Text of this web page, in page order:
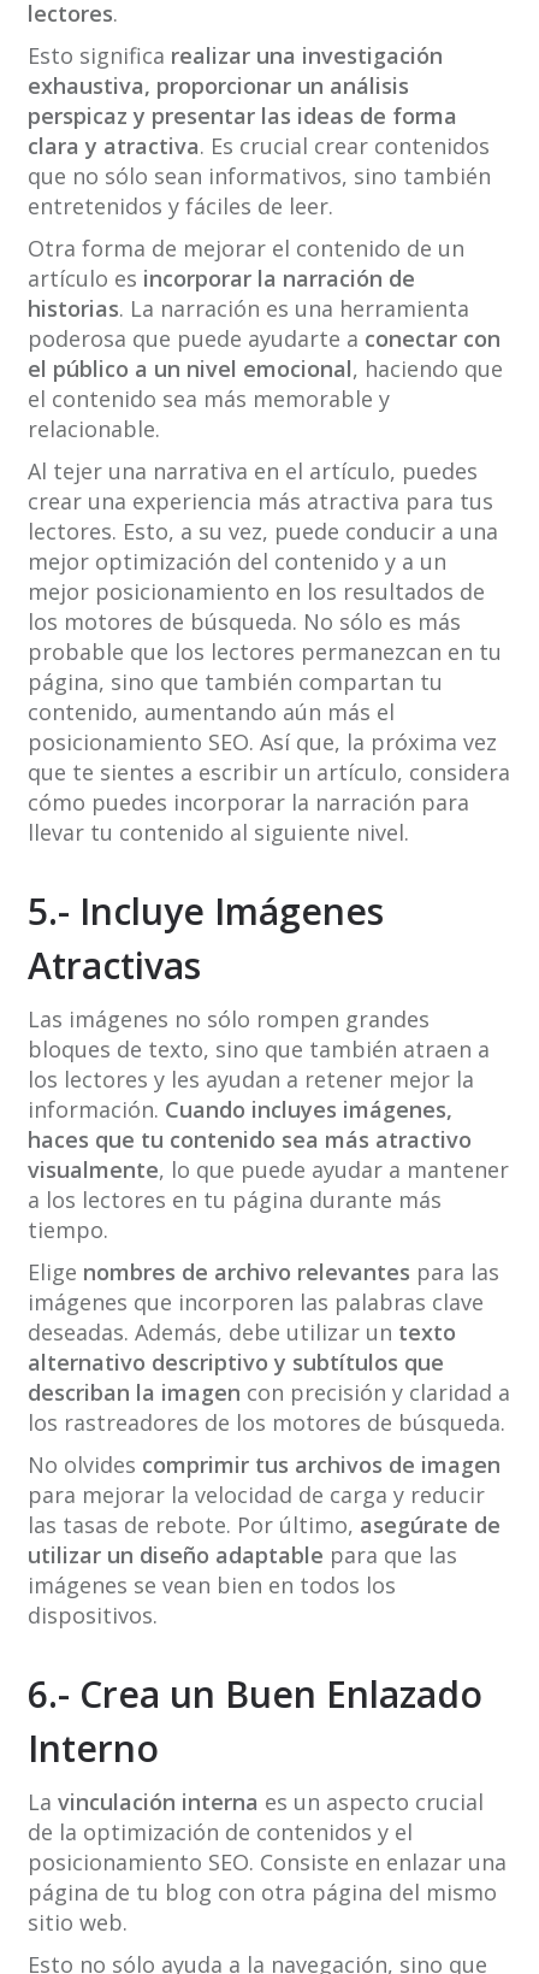
lectores.
Esto significa realizar una investigación
exhaustiva, proporcionar un análisis
perspicaz y presentar las ideas de forma
clara y atractiva. Es crucial crear contenidos
que no sólo sean informativos, sino también
entretenidos y fáciles de leer.
Otra forma de mejorar el contenido de un
artículo es incorporar la narración de
historias. La narración es una herramienta
poderosa que puede ayudarte a conectar con
el público a un nivel emocional, haciendo que
el contenido sea más memorable y
relacionable.
Al tejer una narrativa en el artículo, puedes
crear una experiencia más atractiva para tus
lectores. Esto, a su vez, puede conducir a una
mejor optimización del contenido y a un
mejor posicionamiento en los resultados de
los motores de búsqueda. No sólo es más
probable que los lectores permanezcan en tu
página, sino que también compartan tu
contenido, aumentando aún más el
posicionamiento SEO. Así que, la próxima vez
que te sientes a escribir un artículo, considera
cómo puedes incorporar la narración para
llevar tu contenido al siguiente nivel.
5.- Incluye Imágenes
Atractivas
Las imágenes no sólo rompen grandes
bloques de texto, sino que también atraen a
los lectores y les ayudan a retener mejor la
información. Cuando incluyes imágenes,
haces que tu contenido sea más atractivo
visualmente, lo que puede ayudar a mantener
a los lectores en tu página durante más
tiempo.
Elige nombres de archivo relevantes para las
imágenes que incorporen las palabras clave
deseadas. Además, debe utilizar un texto
alternativo descriptivo y subtítulos que
describan la imagen con precisión y claridad a
los rastreadores de los motores de búsqueda.
No olvides comprimir tus archivos de imagen
para mejorar la velocidad de carga y reducir
las tasas de rebote. Por último, asegúrate de
utilizar un diseño adaptable para que las
imágenes se vean bien en todos los
dispositivos.
6.- Crea un Buen Enlazado
Interno
La vinculación interna es un aspecto crucial
de la optimización de contenidos y el
posicionamiento SEO. Consiste en enlazar una
página de tu blog con otra página del mismo
sitio web.
Esto no sólo ayuda a la navegación, sino que